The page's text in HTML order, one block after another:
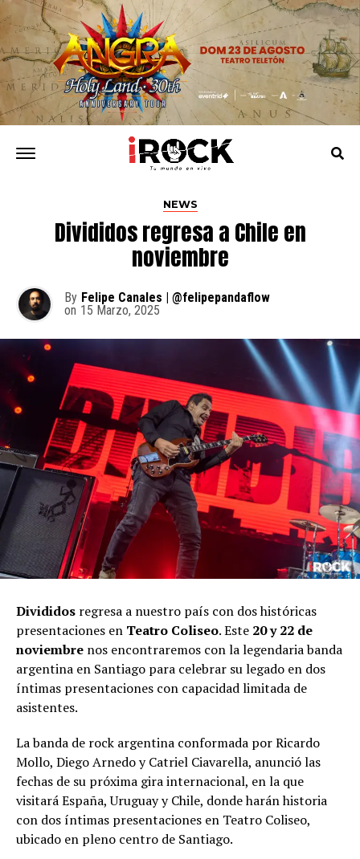
NEWS
Divididos regresa a Chile en
noviembre
By Felipe Canales | @felipepandaflow
on 15 Marzo, 2025
Divididos regresa a nuestro país con dos históricas
presentaciones en Teatro Coliseo. Este 20 y 22 de
noviembre nos encontraremos con la legendaria banda
argentina en Santiago para celebrar su legado en dos
íntimas presentaciones con capacidad limitada de
asistentes.
La banda de rock argentina conformada por Ricardo
Mollo, Diego Arnedo y Catriel Ciavarella, anunció las
fechas de su próxima gira internacional, en la que
visitará España, Uruguay y Chile, donde harán historia
con dos íntimas presentaciones en Teatro Coliseo,
ubicado en pleno centro de Santiago.